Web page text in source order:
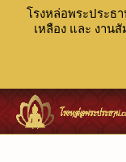
โรงหล่อพระประธ
เหลือง และ งานสั